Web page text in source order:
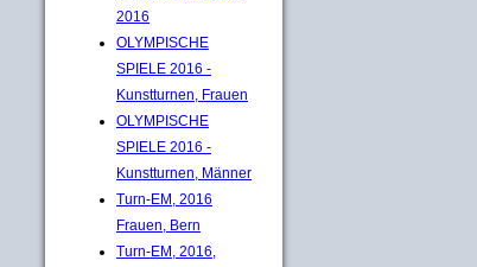
2016
OLYMPISCHE
SPIELE 2016 -
Kunstturnen, Frauen
OLYMPISCHE
SPIELE 2016 -
Kunstturnen, Männer
Turn-EM, 2016
Frauen, Bern
Turn-EM, 2016,